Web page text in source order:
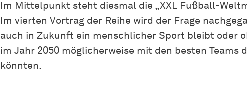
Im Mittelpunkt steht diesmal die „XXL Fußball-
Im vierten Vortrag der Reihe wird der Frage
auch in Zukunft ein menschlicher Sport bleibt oder
im Jahr 2050 möglicherweise mit den besten Teams
könnten.